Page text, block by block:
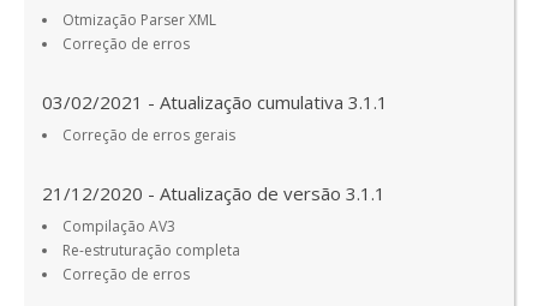
Otmização Parser XML
Correção de erros
03/02/2021 - Atualização cumulativa 3.1.1
Correção de erros gerais
21/12/2020 - Atualização de versão 3.1.1
Compilação AV3
Re-estruturação completa
Correção de erros